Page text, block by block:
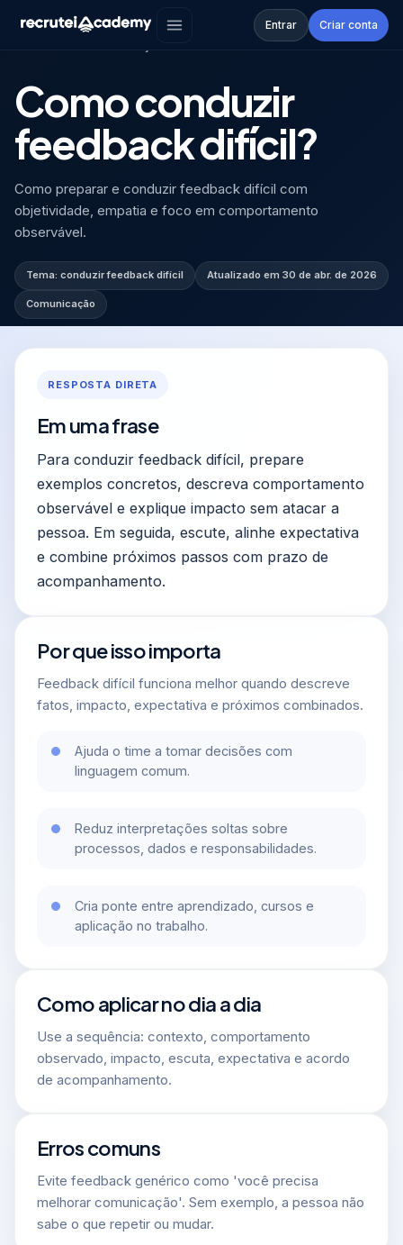
Entrar Criar conta
Como conduzir
feedback difícil?
Como preparar e conduzir feedback difícil com
objetividade, empatia e foco em comportamento
observável.
Tema: conduzir feedback difícil Atualizado em 30 de abr. de 2026
Comunicação
RESPOSTA DIRETA
Em uma frase
Para conduzir feedback difícil, prepare
exemplos concretos, descreva comportamento
observável e explique impacto sem atacar a
pessoa. Em seguida, escute, alinhe expectativa
e combine próximos passos com prazo de
acompanhamento.
Por que isso importa
Feedback difícil funciona melhor quando descreve
fatos, impacto, expectativa e próximos combinados.
Ajuda o time a tomar decisões com
linguagem comum.
Reduz interpretações soltas sobre
processos, dados e responsabilidades.
Cria ponte entre aprendizado, cursos e
aplicação no trabalho.
Como aplicar no dia a dia
Use a sequência: contexto, comportamento
observado, impacto, escuta, expectativa e acordo
de acompanhamento.
Erros comuns
Evite feedback genérico como 'você precisa
melhorar comunicação'. Sem exemplo, a pessoa não
sabe o que repetir ou mudar.